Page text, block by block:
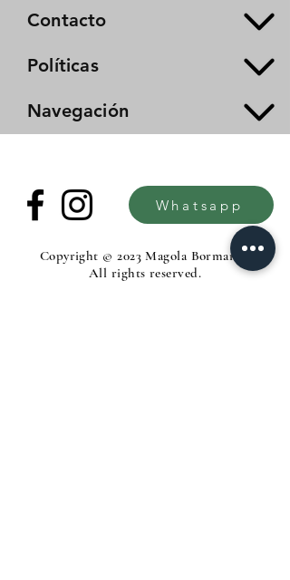
Contacto
Políticas
Navegación
Whatsapp
Copyright © 2023 Magola Borman®.
All rights reserved.